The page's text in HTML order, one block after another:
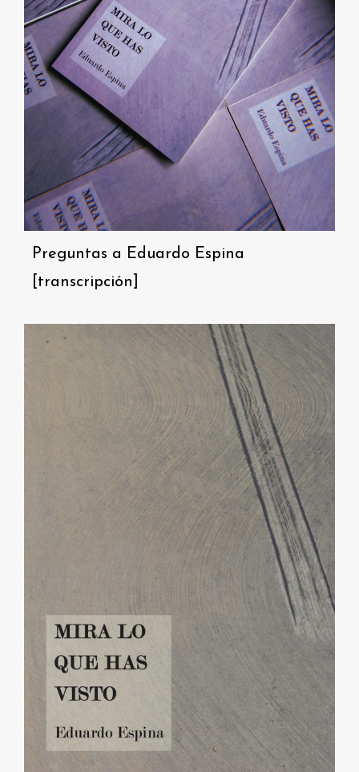
Preguntas a Eduardo Espina
[transcripción]